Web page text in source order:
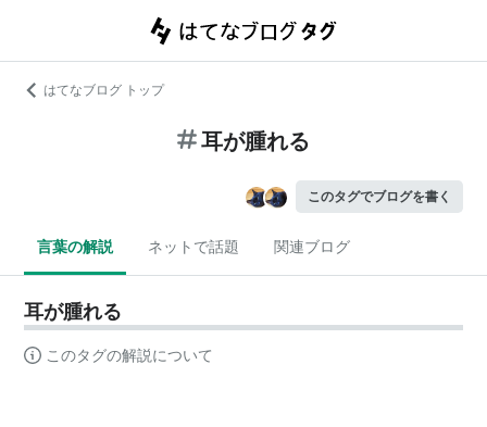
はてなブログ トップ
耳が腫れる
このタグでブログを書く
言葉の解説 ネットで話題 関連ブログ
耳が腫れる
このタグの解説について